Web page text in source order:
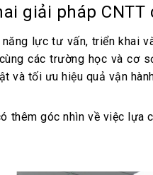
giải pháp CNTT
lực tư vấn, triển khai
các trường học và cơ
và tối ưu hiệu quả vận
góc nhìn về việc lựa